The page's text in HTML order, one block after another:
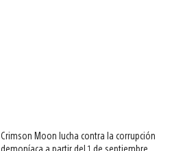
Crimson Moon lucha contra la corrupción
demoníaca a partir del 1 de septiembre